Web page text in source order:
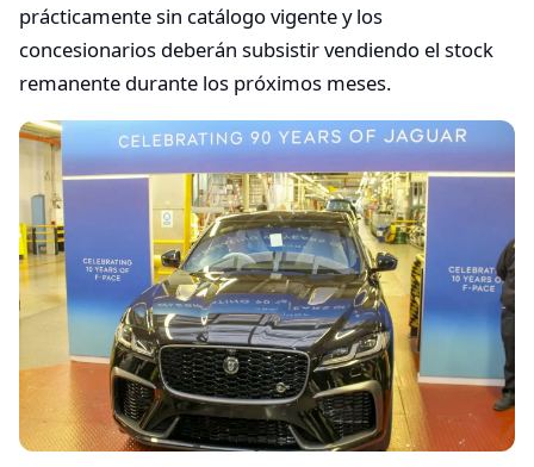
prácticamente sin catálogo vigente y los
concesionarios deberán subsistir vendiendo el stock
remanente durante los próximos meses.